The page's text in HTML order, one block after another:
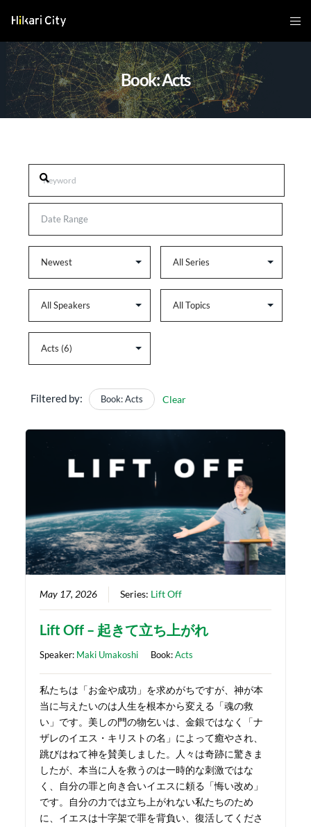
Book: Acts
Filtered by: Book: Acts Clear
May 17, 2026 Series: Lift Off
Lift Off – 起きて立ち上がれ
Speaker: Maki Umakoshi Book:Acts
私たちは「お金や成功」を求めがちですが、神が本
当に与えたいのは人生を根本から変える「魂の救
い」です。美しの門の物乞いは、金銀ではなく「ナ
ザレのイエス・キリストの名」によって癒やされ、
跳びはねて神を賛美しました。人々は奇跡に驚きま
したが、本当に人を救うのは一時的な刺激ではな
く、自分の罪と向き合いイエスに頼る「悔い改め」
です。自分の力では立ち上がれない私たちのため
に、イエスは十字架で罪を背負い、復活してくださ